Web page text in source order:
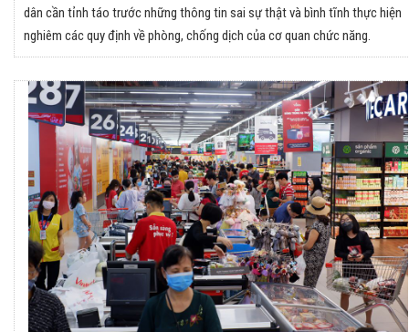
dân cần tỉnh táo trước những thông tin sai sự thật và bình tĩnh thực hiện
nghiêm các quy định về phòng, chống dịch của cơ quan chức năng.